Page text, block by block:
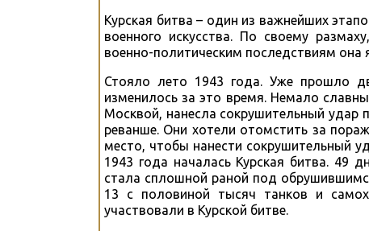
Курская битва – один из важнейших
военного искусства. По своему
военно-политическим последствиям она
Стояло лето 1943 года. Уже прошло
изменилось за это время. Немало
Москвой, нанесла сокрушительный удар
реванше. Они хотели отомстить за
место, чтобы нанести сокрушительный
1943 года началась Курская битва. 49
стала сплошной раной под
13 с половиной тысяч танков и
участвовали в Курской битве.